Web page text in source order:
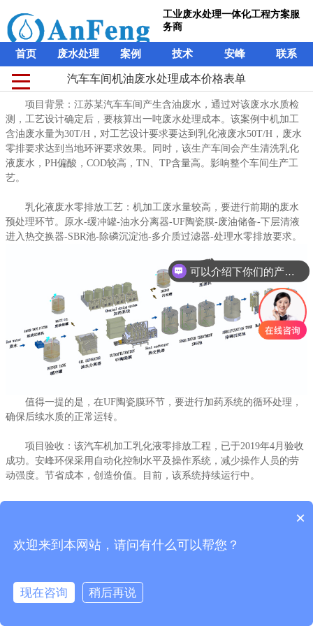
工业废水处理一体化工程方案服
务商
首页 废水处理 案例 技术 安峰 联系
汽车车间机油废水处理成本价格表单
项目背景：江苏某汽车车间产生含油废水，通过对该废水水质检
测，工艺设计确定后，要核算出一吨废水处理成本。该案例中机加工
含油废水量为30T/H，对工艺设计要求要达到乳化液废水50T/H，废水
零排要求达到当地环评要求效果。同时，该生产车间会产生清洗乳化
液废水，PH偏酸，COD较高，TN、TP含量高。影响整个车间生产工
艺。
乳化液废水零排放工艺：机加工废水量较高，要进行前期的废水
预处理环节。原水-缓冲罐-油水分离器-UF陶瓷膜-废油储备-下层清液
进入热交换器-SBR池-除磷沉淀池-多介质过滤器-处理水零排放要求。
值得一提的是，在UF陶瓷膜环节，要进行加药系统的循环处理，
确保后续水质的正常运转。
项目验收：该汽车机加工乳化液零排放工程，已于2019年4月验收
成功。安峰环保采用自动化控制水平及操作系统，减少操作人员的劳
动强度。节省成本，创造价值。目前，该系统持续运行中。
版权所有：苏州安峰环保技术有限公司
苏公网安备32059002006520号
技术支持：乐易迅技术部
务商
首页 废水处理 案例 技术 安峰 联系
汽车车间机油废水处理成本价格表单
项目背景：江苏某汽车车间产生含油废水，通过对该废水水质检
测，工艺设计确定后，要核算出一吨废水处理成本。该案例中机加工
含油废水量为30T/H，对工艺设计要求要达到乳化液废水50T/H，废水
零排要求达到当地环评要求效果。同时，该生产车间会产生清洗乳化
液废水，PH偏酸，COD较高，TN、TP含量高。影响整个车间生产工
艺。
乳化液废水零排放工艺：机加工废水量较高，要进行前期的废水
预处理环节。原水-缓冲罐-油水分离器-UF陶瓷膜-废油储备-下层清液
进入热交换器-SBR池-除磷沉淀池-多介质过滤器-处理水零排放要求。
值得一提的是，在UF陶瓷膜环节，要进行加药系统的循环处理，
确保后续水质的正常运转。
项目验收：该汽车机加工乳化液零排放工程，已于2019年4月验收
成功。安峰环保采用自动化控制水平及操作系统，减少操作人员的劳
动强度。节省成本，创造价值。目前，该系统持续运行中。
版权所有：苏州安峰环保技术有限公司
苏公网安备32059002006520号
技术支持：乐易迅技术部
可以介绍下你们的产品么？
×
欢迎来到本网站，请问有什么可以帮您？
现在咨询 稍后再说